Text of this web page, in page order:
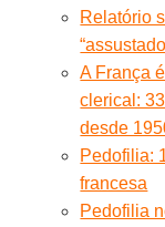
Relatório
A França
clerical:
desde
Pedofilia:
francesa
Pedofilia